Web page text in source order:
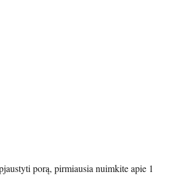
porą, pirmiausia nuimkite apie 1